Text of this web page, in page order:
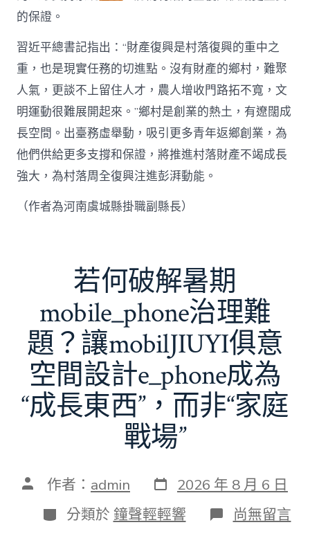
的保證。
習近平總書記指出：“財產復興是村落復興的重中之
重，也是現實任務的切進點。沒有財產的鄉村，難聚
人氣，更談不上留住人才，農人增收門路拓不寬，文
明運動很難展開起來。”鄉村是創業的熱土，有遼闊成
長空間。出臺務虛舉動，吸引更多青年返鄉創業，為
他們供給更多支撐和保證，將推進村落財產不竭成長
強大，為村落周全復興注進彭湃動能。
（作者為河南虞城縣掛職副縣長）
若何破解暑期
mobile_phone治理難
題？讓mobilJIUYI俱意
空間設計e_phone成為
“成長東西”，而非“家庭
戰場”
文 作者： admin 發
表
日
期
2026 年 8 月 6 日
分
類
分類於 鐘聲輕輕響 在
〈若
尚無留言